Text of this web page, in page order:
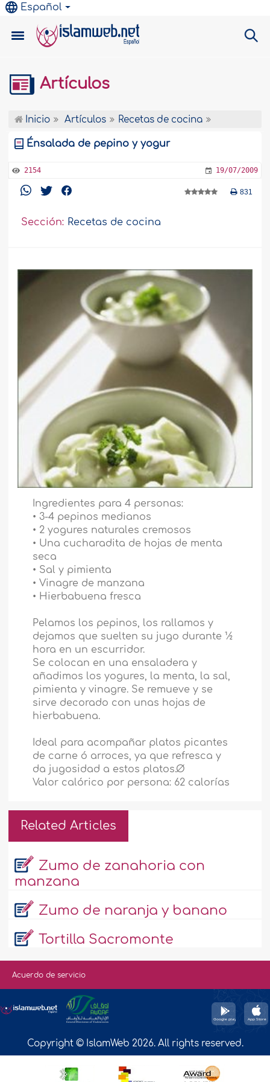
Español
Artículos
Inicio Artículos Recetas de cocina
Énsalada de pepino y yogur
2154 19/07/2009
831
Sección: Recetas de cocina
Ingredientes para 4 personas:
• 3-4 pepinos medianos
• 2 yogures naturales cremosos
• Una cucharadita de hojas de menta
seca
• Sal y pimienta
• Vinagre de manzana
• Hierbabuena fresca
Pelamos los pepinos, los rallamos y
dejamos que suelten su jugo durante ½
hora en un escurridor.
Se colocan en una ensaladera y
añadimos los yogures, la menta, la sal,
pimienta y vinagre. Se remueve y se
sirve decorado con unas hojas de
hierbabuena.
Ideal para acompañar platos picantes
de carne ó arroces, ya que refresca y
da jugosidad a estos platos.Ø
Valor calórico por persona: 62 calorías
Related Articles
Zumo de zanahoria con
manzana
Zumo de naranja y banano
Tortilla Sacromonte
Acuerdo de servicio
Copyright © IslamWeb 2026. All rights reserved.